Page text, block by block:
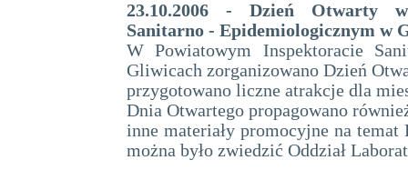
23.10.2006 - Dzień Otwarty
Sanitarno - Epidemiologicznym w
W Powiatowym Inspektoracie
Gliwicach zorganizowano Dzień
przygotowano liczne atrakcje dla
Dnia Otwartego propagowano
inne materiały promocyjne na
można było zwiedzić Oddział